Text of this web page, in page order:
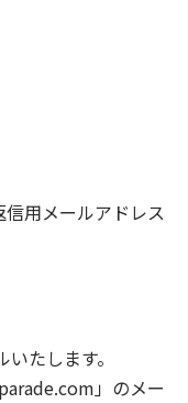
用メールアドレス
たします。
」のメー